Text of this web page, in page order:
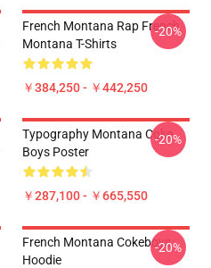
French Montana Rap French
Montana T-Shirts
￥384,250 - ￥442,250
-20%
Typography Montana Coke
Boys Poster
￥287,100 - ￥665,550
-20%
French Montana Cokeboys
Hoodie
-20%